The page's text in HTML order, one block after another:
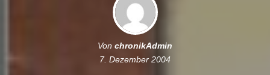
Von chronikAdmin
7. Dezember 2004